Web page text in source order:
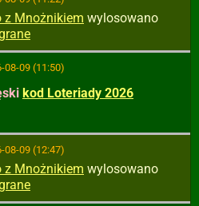
z Mnożnikiem wylosowano
08-09 (11:50)
kod Loteriady 2026
08-09 (12:47)
z Mnożnikiem wylosowano